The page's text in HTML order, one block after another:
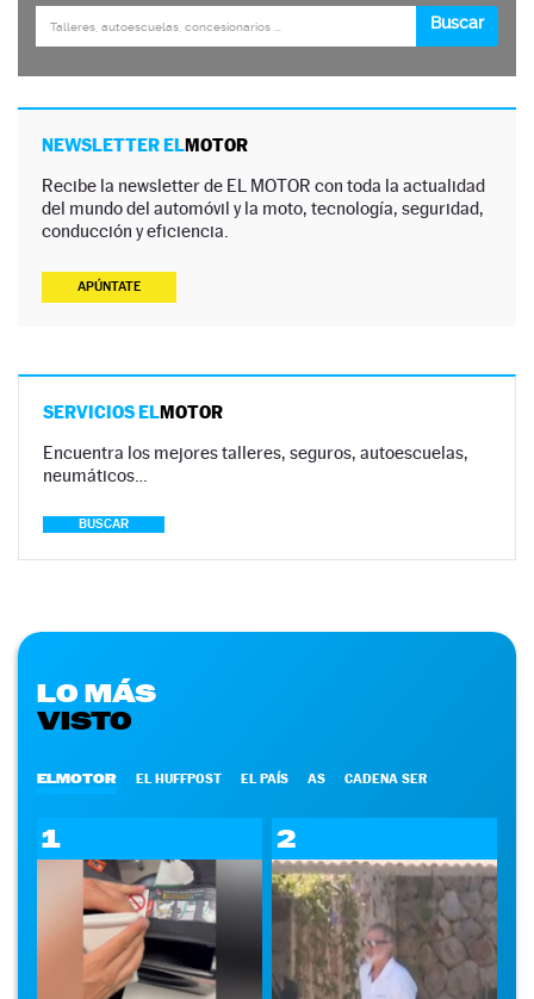
NEWSLETTER ELMOTOR
Recibe la newsletter de EL MOTOR con toda la actualidad
del mundo del automóvil y la moto, tecnología, seguridad,
conducción y eficiencia.
APÚNTATE
SERVICIOS ELMOTOR
Encuentra los mejores talleres, seguros, autoescuelas,
neumáticos…
BUSCAR
LO MÁS
VISTO
ELMOTOR EL HUFFPOST EL PAÍS AS CADENA SER
1 2